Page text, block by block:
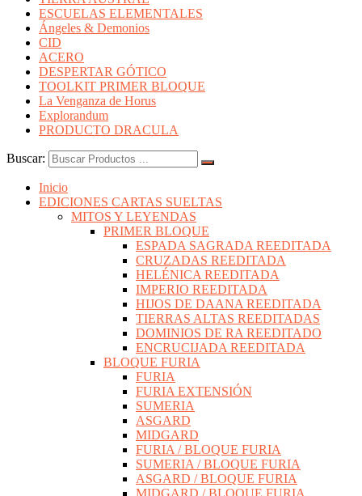
ESCUELAS ELEMENTALES
Ángeles & Demonios
CID
ACERO
DESPERTAR GÓTICO
TOOLKIT PRIMER BLOQUE
La Venganza de Horus
Explorandum
PRODUCTO DRACULA
Buscar:
Inicio
EDICIONES CARTAS SUELTAS
MITOS Y LEYENDAS
PRIMER BLOQUE
ESPADA SAGRADA REEDITADA
CRUZADAS REEDITADA
HELÉNICA REEDITADA
IMPERIO REEDITADA
HIJOS DE DAANA REEDITADA
TIERRAS ALTAS REEDITADAS
DOMINIOS DE RA REEDITADO
ENCRUCIJADA REEDITADA
BLOQUE FURIA
FURIA
FURIA EXTENSIÓN
SUMERIA
ASGARD
MIDGARD
FURIA / BLOQUE FURIA
SUMERIA / BLOQUE FURIA
ASGARD / BLOQUE FURIA